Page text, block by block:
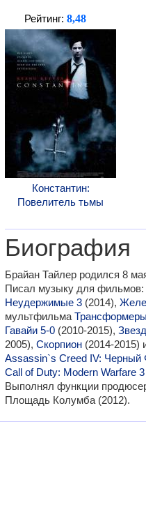
Рейтинг: 8,48
Константин:
Повелитель тьмы
Биография
Брайан Тайлер родился 8
Писал музыку для фильмов:
Неудержимые 3 (2014),
мультфильма
Гавайи 5-0 (2010-2015),
2005), Скорпион (2014-2015)
Assassin`s Creed IV: Черный
Call of Duty: Modern Warfare 3
Выполнял функции
Площадь Колумба (2012).